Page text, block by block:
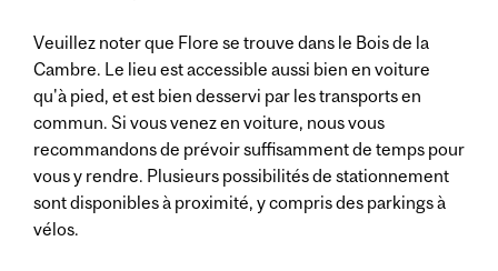
Veuillez noter que Flore se trouve dans le Bois de la
Cambre. Le lieu est accessible aussi bien en voiture
qu'à pied, et est bien desservi par les transports en
commun. Si vous venez en voiture, nous vous
recommandons de prévoir suffisamment de temps pour
vous y rendre. Plusieurs possibilités de stationnement
sont disponibles à proximité, y compris des parkings à
vélos.